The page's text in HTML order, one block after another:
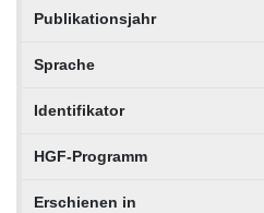
Publikationsjahr
Sprache
Identifikator
HGF-Programm
Erschienen in